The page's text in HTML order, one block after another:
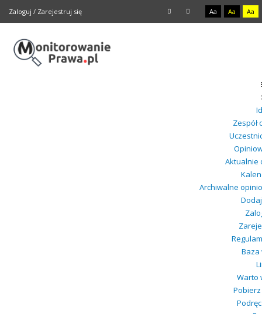
Zaloguj / Zarejestruj się Aa Aa Aa
Zespół
Aktualnie
Archiwalne
Baza
Warto